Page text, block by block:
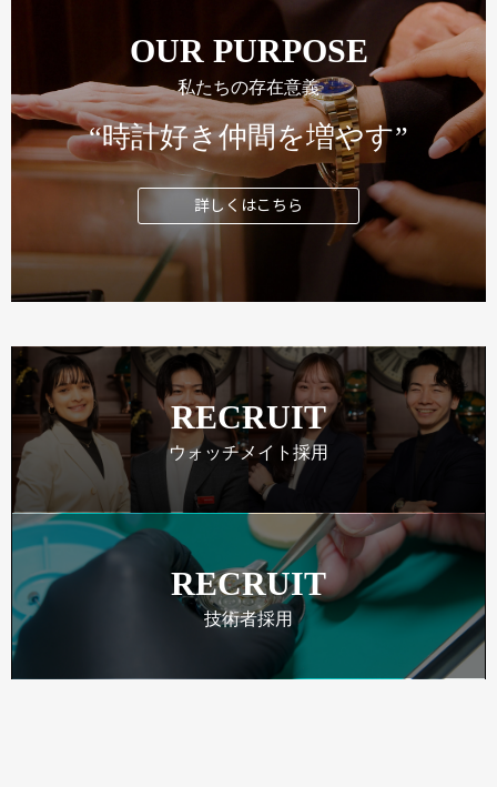
OUR PURPOSE
私たちの存在意義
“時計好き仲間を増やす”
詳しくはこちら
RECRUIT
ウォッチメイト採用
RECRUIT
技術者採用